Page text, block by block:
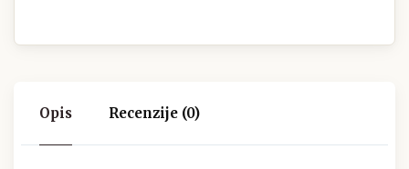
Opis Recenzije (0)